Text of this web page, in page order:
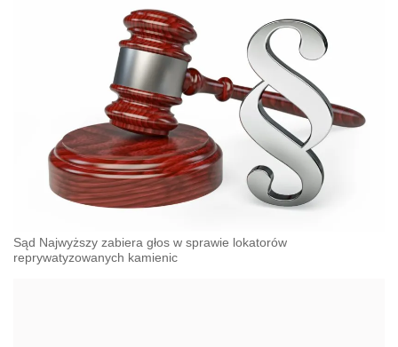
Sąd Najwyższy zabiera głos w sprawie lokatorów
reprywatyzowanych kamienic